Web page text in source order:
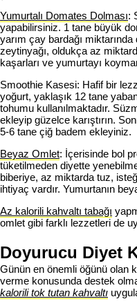
Yumurtalı Domates Dolması:
yapabilirsiniz. 1 tane büyük
yarım çay bardağı
zeytinyağı, oldukça az
kaşarları ve yumurtayı
Smoothie Kasesi: Hafif bir
yoğurt, yaklaşık 12 tane
tohumu kullanılmaktadır.
ekleyip güzelce karıştırın.
5-6 tane çiğ badem ekleyiniz.
Beyaz Omlet: İçerisinde bol
tüketilmeden diyette
biberiye, az miktarda tuz,
ihtiyaç vardır. Yumurtanın
Az kalorili kahvaltı tabağı
omlet gibi farklı lezzetleri de
Doyurucu Diyet
Günün en önemli öğünü olan
verme konusunda destek
kalorili tok tutan kahvaltı